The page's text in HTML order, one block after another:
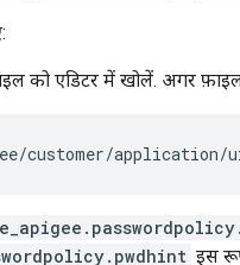
को एडिटर में खोलें. अगर
customer/application/
इस